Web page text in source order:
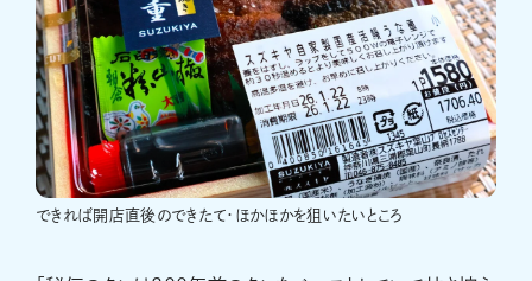
できれば開店直後のできたて・ほかほかを狙いたいところ